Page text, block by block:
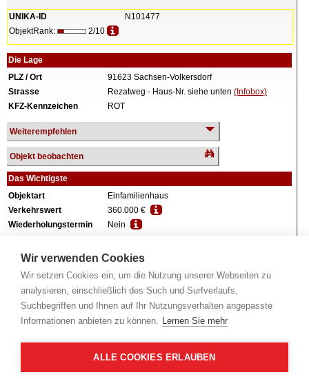
Wir verwenden Cookies
Wir setzen Cookies ein, um die Nutzung unserer Webseiten zu
analysieren, einschließlich des Such und Surfverlaufs,
Suchbegriffen und Ihnen auf Ihr Nutzungsverhalten angepasste
Informationen anbieten zu können. Lernen Sie mehr
ALLE COOKIES ERLAUBEN
UNIKA-ID
N101477
ObjektRank:
2/10
Die Lage
PLZ / Ort
91623 Sachsen-Volkersdorf
Strasse
Rezatweg - Haus-Nr. siehe unten (Infobox)
KFZ-Kennzeichen
ROT
Weiterempfehlen
Objekt beobachten
Das Wichtigste
Objektart
Einfamilienhaus
Verkehrswert
360.000 €
Wiederholungstermin
Nein
Baujahr
ca. 2010
155 m²
Weiteres
1 Geschoss, ausgebautes Dachgeschoss,
Garage, freistehend, zum Zeitpunkt der
Wertermittlung eigengenutzt.